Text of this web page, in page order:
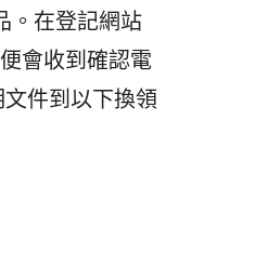
。在登記網站
會收到確認電
件到以下換領